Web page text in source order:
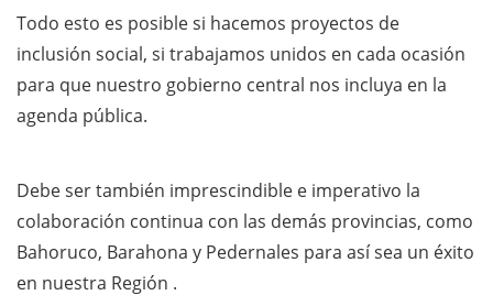
Todo esto es posible si hacemos proyectos de
inclusión social, si trabajamos unidos en cada ocasión
para que nuestro gobierno central nos incluya en la
agenda pública.
Debe ser también imprescindible e imperativo la
colaboración continua con las demás provincias, como
Bahoruco, Barahona y Pedernales para así sea un éxito
en nuestra Región .